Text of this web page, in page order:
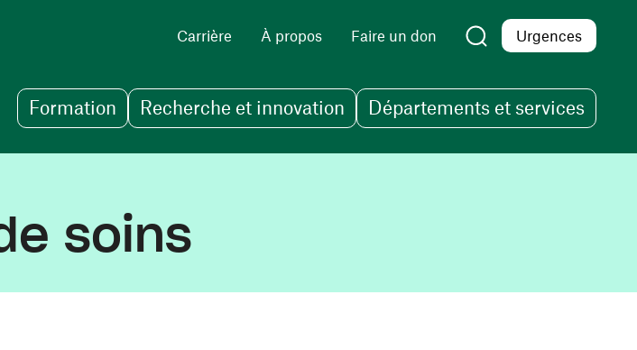
Carrière À propos Faire un don Urgences
Formation Recherche et innovation Départements et services
soins